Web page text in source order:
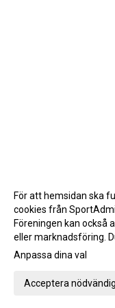
Gå
För att hemsidan ska
cookies från
Föreningen kan också
eller marknadsföring.
Anpassa dina val
Acceptera